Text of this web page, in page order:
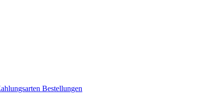
Bestellungen